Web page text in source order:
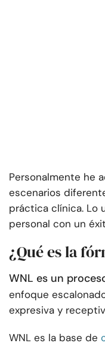
Personalmente he
escenarios
práctica clínica. Lo
personal con un
¿Qué es la
WNL es un
enfoque
expresiva y
WNL es la base de